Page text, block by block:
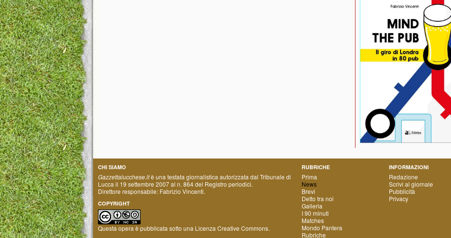
CHI SIAMO
Gazzettalucchese.itè una testata giornalistica autorizzata dal Tribunale di
Lucca il 19 settembre 2007 al n. 864 del Registro periodici.
Direttore responsabile: Fabrizio Vincenti.
COPYRIGHT
Questa opera è pubblicata sotto una Licenza Creative Commons.
RUBRICHE
Prima
News
Brevi
Detto tra noi
Galleria
I 90 minuti
Matches
Mondo Pantera
Rubriche
INFORMAZIONI
Redazione
Scrivi al giornale
Pubblicità
Privacy